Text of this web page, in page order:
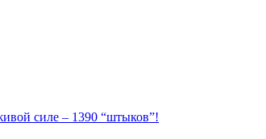
силе – 1390 “штыков”!